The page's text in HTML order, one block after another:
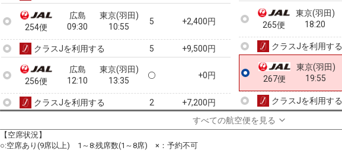
254便
広島
09:30
東京(羽田)
10:55
5 +2,400円
クラスJを利用する 5 +9,500円
256便
広島
12:10
東京(羽田)
13:35
+0円
クラスJを利用する 2 +7,200円
258便
+12,300円
265便
東京(羽田)
18:20
クラスJを利用する
267便
東京(羽田)
19:55
クラスJを利用する
すべての航空便を見る
【空席状況】
○:空席あり(9席以上) 1～8:残席数(1～8席) ×：予約不可